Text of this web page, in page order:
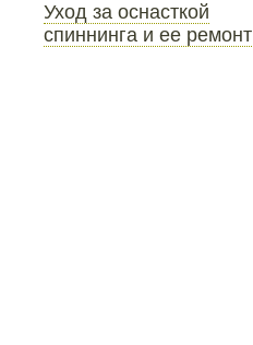
Уход за оснасткой
спиннинга и ее ремонт